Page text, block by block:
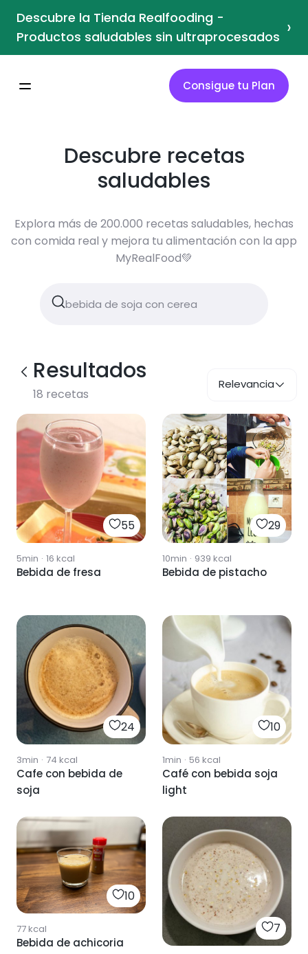
Descubre la Tienda Realfooding -
Productos saludables sin ultraprocesados ›
Consigue tu Plan
Descubre recetas
saludables
Explora más de 200.000 recetas saludables, hechas
con comida real y mejora tu alimentación con la app
MyRealFood💚
Resultados
18 recetas
Relevancia
55
5min · 16 kcal
Bebida de fresa
29
10min · 939 kcal
Bebida de pistacho
24
3min · 74 kcal
Cafe con bebida de
soja
10
1min · 56 kcal
Café con bebida soja
light
10
77kcal
Bebida de achicoria
7